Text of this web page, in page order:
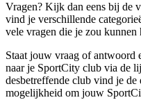
Vragen? Kijk dan eens bij de
vind je verschillende
vele vragen die je zou kunnen
Staat jouw vraag of antwoord
naar je SportCity club via de
desbetreffende club vind je de
mogelijkheid om jouw